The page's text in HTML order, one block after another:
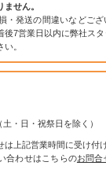
せん。
・発送の間違いなどご
7営業日以内に弊社スタ
い。
・日・祝祭日を除く）
上記営業時間に受け付
合わせはこちらのお問合